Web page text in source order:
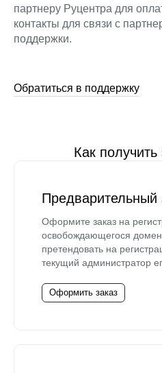
партнеру Руцентра для
контакты для связи с
поддержки.
Обратиться в поддержку
Как
Предварительный
Оформите заказ на
освобождающегося
претендовать на
текущий администратор
Оформить заказ